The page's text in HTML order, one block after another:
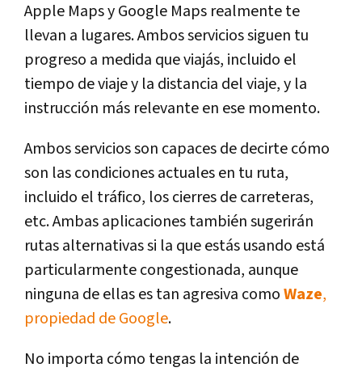
Apple Maps y Google Maps realmente te
llevan a lugares. Ambos servicios siguen tu
progreso a medida que viajás, incluido el
tiempo de viaje y la distancia del viaje, y la
instrucción más relevante en ese momento.
Ambos servicios son capaces de decirte cómo
son las condiciones actuales en tu ruta,
incluido el tráfico, los cierres de carreteras,
etc. Ambas aplicaciones también sugerirán
rutas alternativas si la que estás usando está
particularmente congestionada, aunque
ninguna de ellas es tan agresiva comoWaze,
propiedad de Google.
No importa cómo tengas la intención de